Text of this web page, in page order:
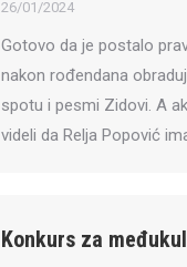
26/01/2024
Gotovo da je postalo
nakon rođendana
spotu i pesmi Zidovi. A
videli da Relja Popović
Konkurs za